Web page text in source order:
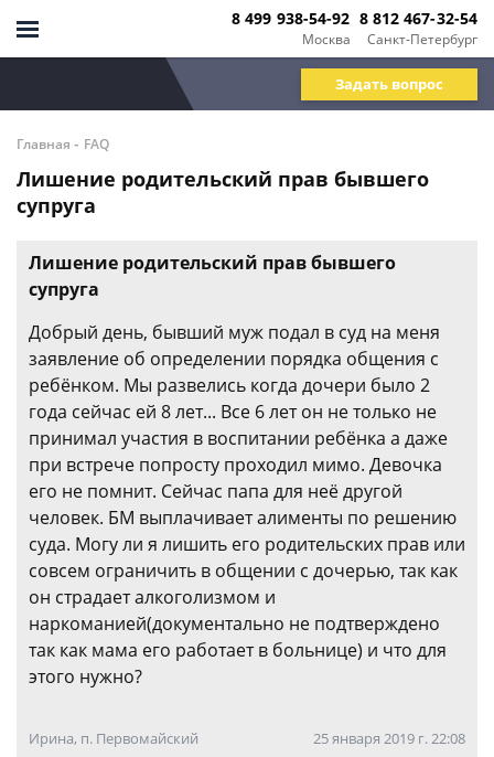
Москва
8 499 938-54-92
Санкт-Петербург
8 812 467-32-54
Задать вопрос
Главная - FAQ
Лишение родительский прав бывшего
супруга
Лишение родительский прав бывшего
супруга
Добрый день, бывший муж подал в суд на меня
заявление об определении порядка общения с
ребёнком. Мы развелись когда дочери было 2
года сейчас ей 8 лет... Все 6 лет он не только не
принимал участия в воспитании ребёнка а даже
при встрече попросту проходил мимо. Девочка
его не помнит. Сейчас папа для неё другой
человек. БМ выплачивает алименты по решению
суда. Могу ли я лишить его родительских прав или
совсем ограничить в общении с дочерью, так как
он страдает алкоголизмом и
наркоманией(документально не подтверждено
так как мама его работает в больнице) и что для
этого нужно?
Ирина, п. Первомайский 25 января 2019 г. 22:08